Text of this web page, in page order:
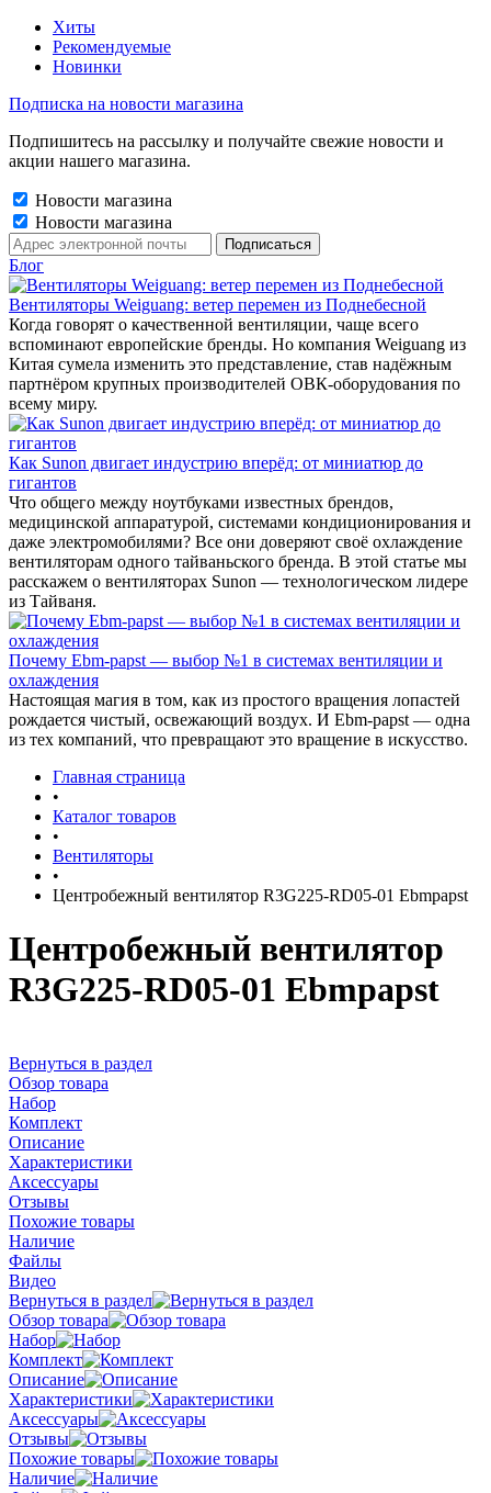
Хиты
Рекомендуемые
Новинки
Подписка на новости магазина
Подпишитесь на рассылку и получайте свежие новости и
акции нашего магазина.
Новости магазина
Новости магазина
Блог
Вентиляторы Weiguang: ветер перемен из Поднебесной
Когда говорят о качественной вентиляции, чаще всего
вспоминают европейские бренды. Но компания Weiguang из
Китая сумела изменить это представление, став надёжным
партнёром крупных производителей ОВК-оборудования по
всему миру.
Как Sunon двигает индустрию вперёд: от миниатюр до
гигантов
Что общего между ноутбуками известных брендов,
медицинской аппаратурой, системами кондиционирования и
даже электромобилями? Все они доверяют своё охлаждение
вентиляторам одного тайваньского бренда. В этой статье мы
расскажем о вентиляторах Sunon — технологическом лидере
из Тайваня.
Почему Ebm-papst — выбор №1 в системах вентиляции и
охлаждения
Настоящая магия в том, как из простого вращения лопастей
рождается чистый, освежающий воздух. И Ebm-papst — одна
из тех компаний, что превращают это вращение в искусство.
Главная страница
•
Каталог товаров
•
Вентиляторы
•
Центробежный вентилятор R3G225-RD05-01 Ebmpapst
Центробежный вентилятор
R3G225-RD05-01 Ebmpapst
Вернуться в раздел
Обзор товара
Набор
Комплект
Описание
Характеристики
Аксессуары
Отзывы
Похожие товары
Наличие
Файлы
Видео
Вернуться в раздел
Обзор товара
Набор
Комплект
Описание
Характеристики
Аксессуары
Отзывы
Похожие товары
Наличие